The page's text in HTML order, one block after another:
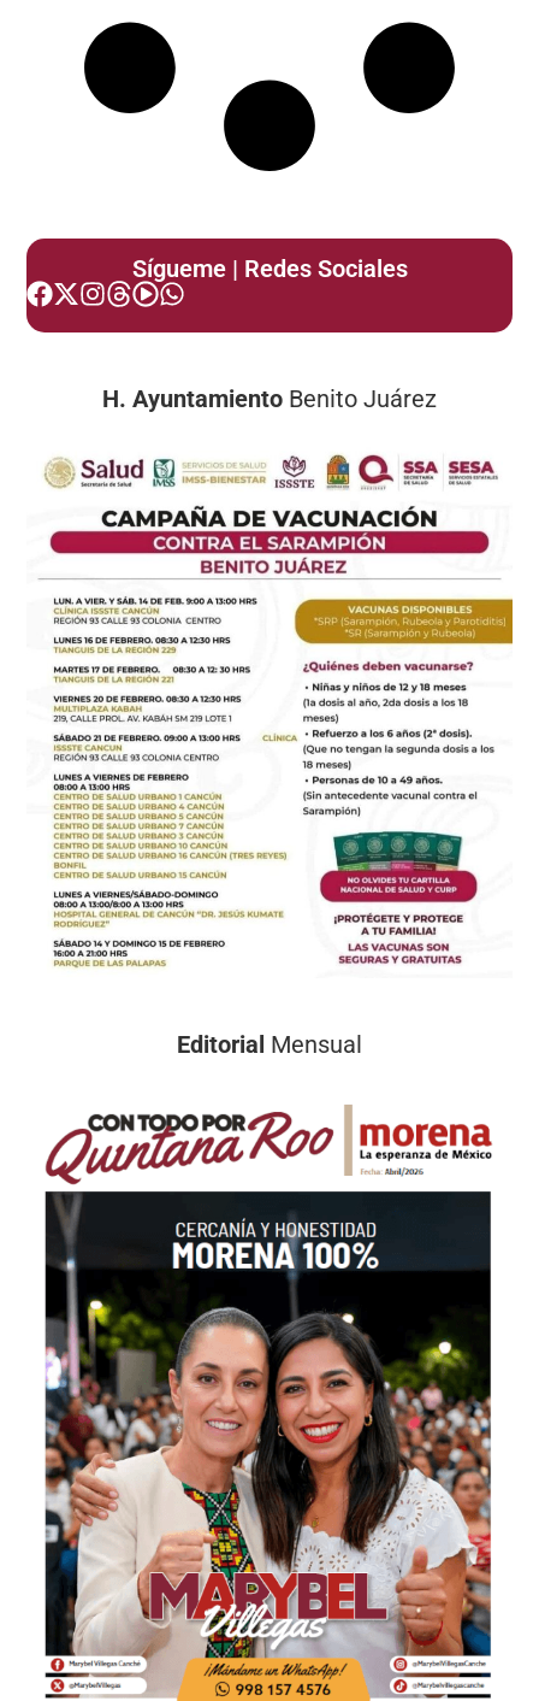
Sígueme | Redes Sociales
H. Ayuntamiento Benito Juárez
Editorial Mensual